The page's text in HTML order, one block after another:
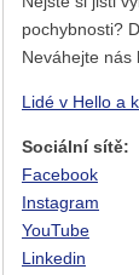
pochybnosti?
Neváhejte nás
Lidé v Hello a
Sociální sítě:
Facebook
Instagram
YouTube
Linkedin